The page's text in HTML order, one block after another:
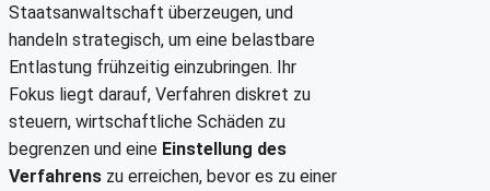
Staatsanwaltschaft überzeugen, und
handeln strategisch, um eine belastbare
Entlastung frühzeitig einzubringen. Ihr
Fokus liegt darauf, Verfahren diskret zu
steuern, wirtschaftliche Schäden zu
begrenzen und eine Einstellung des
Verfahrens zu erreichen, bevor es zu einer